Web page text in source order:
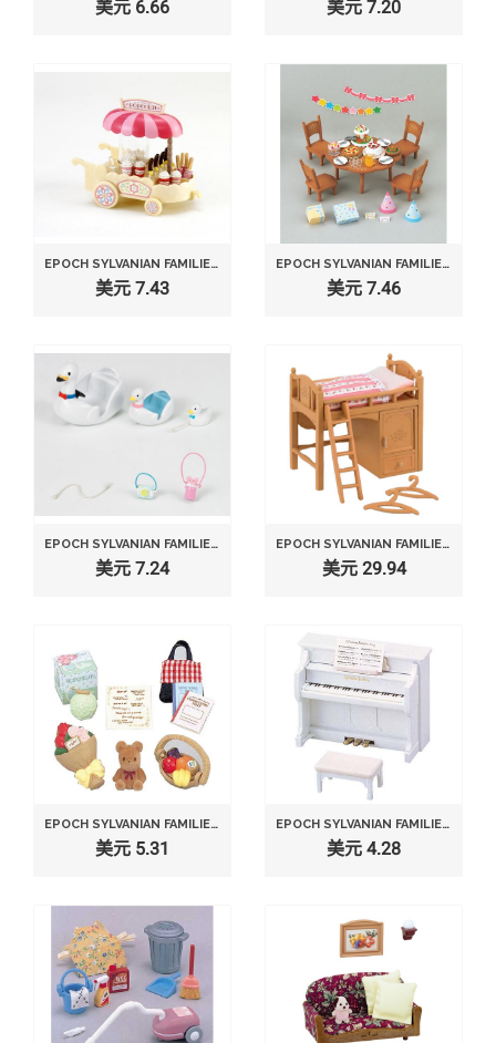
美元 6.66 美元 7.20
EPOCH SYLVANIAN FAMILIES SYLVANIAN FAMILY DOLL "POPCORN WAGON MI-68 "
美元 7.43
EPOCH SYLVANIAN FAMILIES SYLVANIAN FAMILY HOME PARTY SET KA-612
美元 7.46
EPOCH SYLVANIAN FAMILIES SYLVANIAN FAMILY DOLL "SWAN BOAT SET KO-55"
美元 7.24
EPOCH SYLVANIAN FAMILIES SYLVANIAN FAMILY DOLL "LOFT BED F-314"
美元 29.94
EPOCH SYLVANIAN FAMILIES SYLVANIAN FAMILY DOLL "PRESENTS SET H-07"
美元 5.31
EPOCH SYLVANIAN FAMILIES SYLVANIAN FAMILY DOLL "PIANO SET KA-301"
美元 4.28